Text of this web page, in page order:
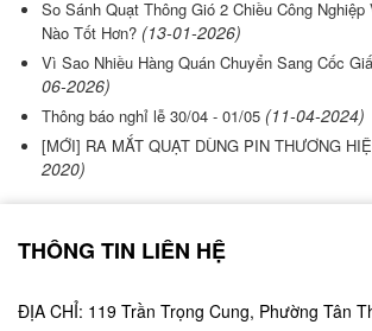
So Sánh Quạt Thông Gió 2 Chiều Công
Nào Tốt Hơn? (13-01-2026)
Vì Sao Nhiều Hàng Quán Chuyển Sang Cốc
06-2026)
Thông báo nghỉ lễ 30/04 - 01/05 (11-04-2024)
[MỚI] RA MẮT QUẠT DÙNG PIN THƯƠNG
2020)
THÔNG TIN LIÊN HỆ
ĐỊA CHỈ: 119 Trần Trọng Cung, Phường Tân